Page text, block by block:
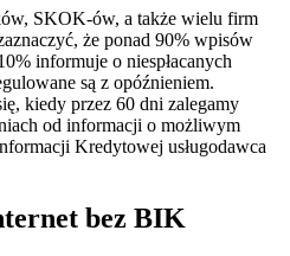
SKOK-ów, a także wielu firm
że ponad 90% wpisów
informuje o niespłacanych
są z opóźnieniem.
kiedy przez 60 dni zalegamy
od informacji o możliwym
Kredytowej usługodawca
bez BIK